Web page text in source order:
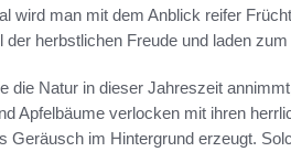
wird man mit dem Anblick reifer
der herbstlichen Freude und laden
die Natur in dieser Jahreszeit
Apfelbäume verlocken mit ihren
Geräusch im Hintergrund erzeugt.